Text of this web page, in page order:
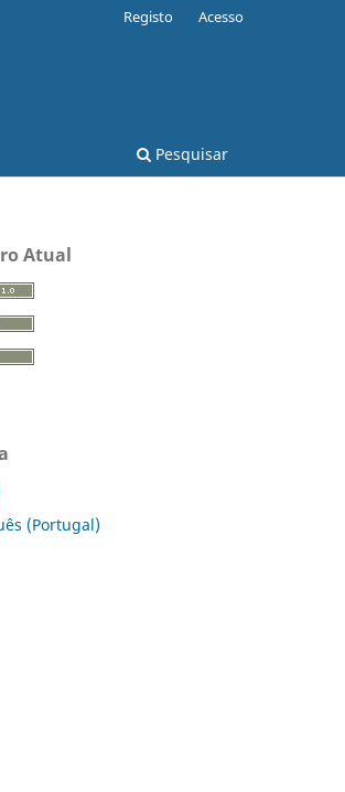
Pesquisar
Registo Acesso
Atual
(Portugal)